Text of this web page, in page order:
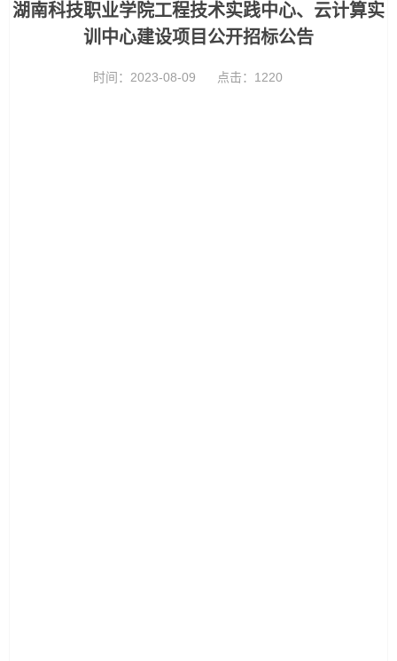
湖南科技职业学院工程技术实践中心、云计算实
训中心建设项目公开招标公告
时间：2023-08-09 点击： 1220